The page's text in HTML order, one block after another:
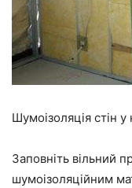
Шумоізоляція стін у
Заповніть вільний
шумоізоляційним